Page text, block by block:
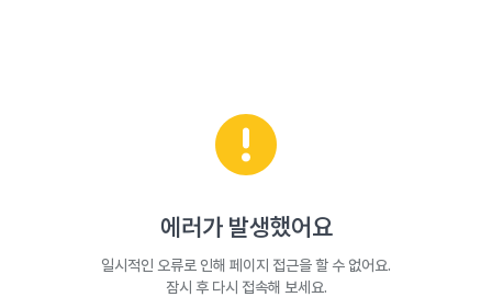
에러가 발생했어요
일시적인 오류로 인해 페이지 접근을 할 수 없어요.
잠시 후 다시 접속해 보세요.